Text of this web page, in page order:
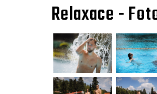
Relaxace -